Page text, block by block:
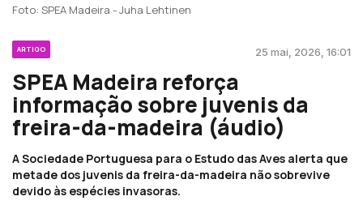
Foto: SPEA Madeira - Juha Lehtinen
ARTIGO 25 mai, 2026, 16:01
SPEA Madeira reforça
informação sobre juvenis da
freira-da-madeira (áudio)
A Sociedade Portuguesa para o Estudo das Aves alerta que
metade dos juvenis da freira-da-madeira não sobrevive
devido às espécies invasoras.